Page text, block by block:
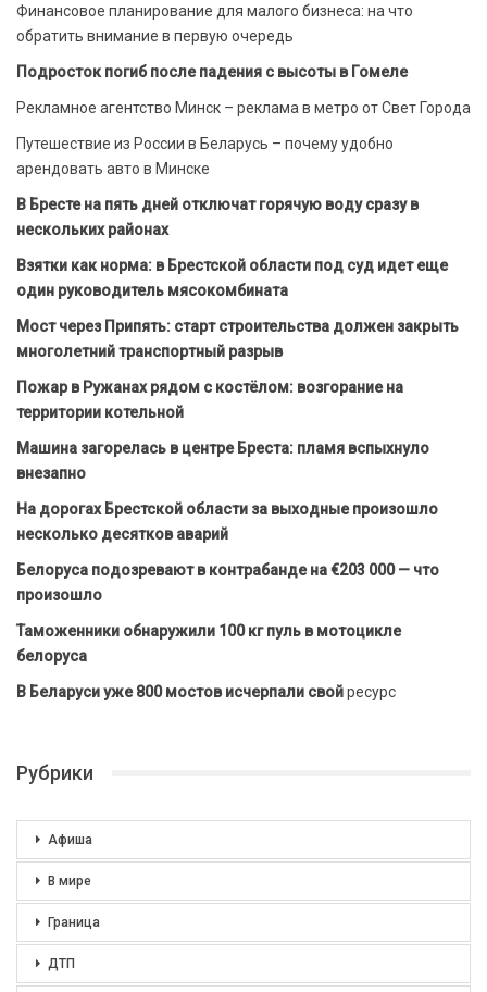
Финансовое планирование для малого бизнеса: на что
обратить внимание в первую очередь
Подросток погиб после падения с высоты в Гомеле
Рекламное агентство Минск – реклама в метро от Свет Города
Путешествие из России в Беларусь – почему удобно
арендовать авто в Минске
В Бресте на пять дней отключат горячую воду сразу в
нескольких районах
Взятки как норма: в Брестской области под суд идет еще
один руководитель мясокомбината
Мост через Припять: старт строительства должен закрыть
многолетний транспортный разрыв
Пожар в Ружанах рядом с костёлом: возгорание на
территории котельной
Машина загорелась в центре Бреста: пламя вспыхнуло
внезапно
На дорогах Брестской области за выходные произошло
несколько десятков аварий
Белоруса подозревают в контрабанде на €203 000 — что
произошло
Таможенники обнаружили 100 кг пуль в мотоцикле
белоруса
В Беларуси уже 800 мостов исчерпали свойресурс
Рубрики
Афиша
В мире
Граница
ДТП